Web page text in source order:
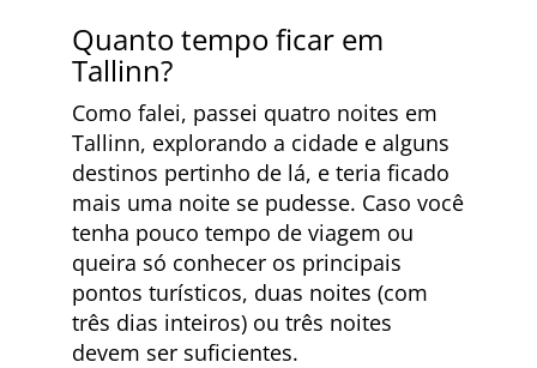
Quanto tempo ficar em
Tallinn?
Como falei, passei quatro noites em
Tallinn, explorando a cidade e alguns
destinos pertinho de lá, e teria ficado
mais uma noite se pudesse. Caso você
tenha pouco tempo de viagem ou
queira só conhecer os principais
pontos turísticos, duas noites (com
três dias inteiros) ou três noites
devem ser suficientes.